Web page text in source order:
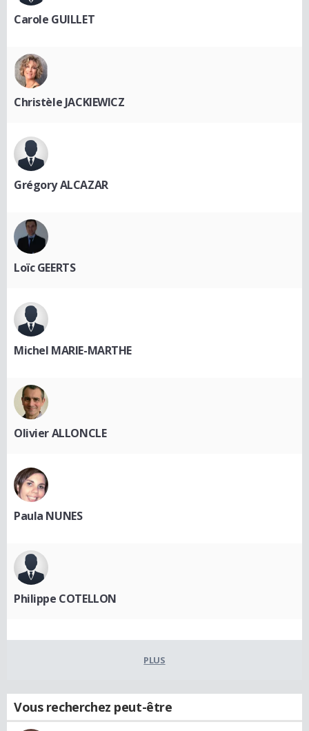
Carole GUILLET
Christèle JACKIEWICZ
Grégory ALCAZAR
Loïc GEERTS
Michel MARIE-MARTHE
Olivier ALLONCLE
Paula NUNES
Philippe COTELLON
PLUS
Vous recherchez peut-être